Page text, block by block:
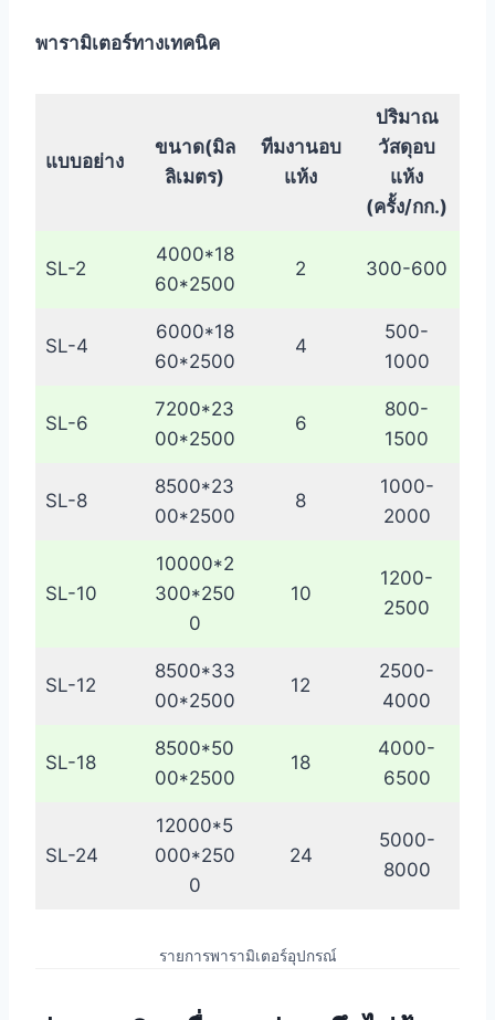
พารามิเตอร์ทางเทคนิค
แบบอย่าง
ขนาด(มิล
ลิเมตร)
ทีมงานอบ
แห้ง
ปริมาณ
วัสดุอบ
แห้ง
(ครั้ง/กก.)
SL-2
4000*18
60*2500
2 300-600
SL-4
6000*18
60*2500
4
500-
1000
SL-6
7200*23
00*2500
6
800-
1500
SL-8
8500*23
00*2500
8
1000-
2000
SL-10
10000*2
300*250
0
10
1200-
2500
SL-12
8500*33
00*2500
12
2500-
4000
SL-18
8500*50
00*2500
18
4000-
6500
SL-24
12000*5
000*250
0
24
5000-
8000
รายการพารามิเตอร์อุปกรณ์